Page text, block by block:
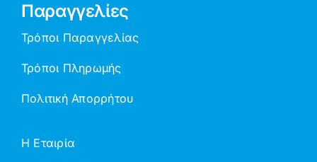
Παραγγελίες
Τρόποι Παραγγελίας
Τρόποι Πληρωμής
Πολιτική Απορρήτου
Η Εταιρία